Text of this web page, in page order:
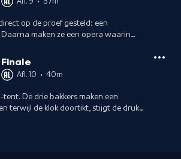
op de proef gesteld: een
maken ze een opera waarin
Finale
Afl. 10 • 40m
tent. De drie bakkers maken een
terwijl de klok doortikt, stijgt de druk